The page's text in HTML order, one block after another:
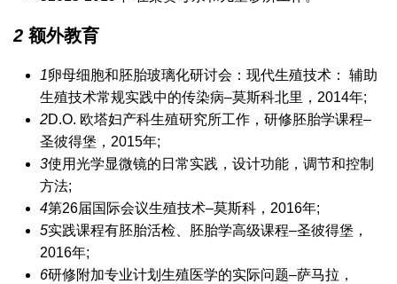
2 额外教育
1卵母细胞和胚胎玻璃化研讨会：现代生殖技术： 辅助
生殖技术常规实践中的传染病–莫斯科北里，2014年;
2D.O. 欧塔妇产科生殖研究所工作，研修胚胎学课程–
圣彼得堡，2015年;
3使用光学显微镜的日常实践，设计功能，调节和控制
方法;
4第26届国际会议生殖技术–莫斯科，2016年;
5实践课程有胚胎活检、胚胎学高级课程–圣彼得堡，
2016年;
6研修附加专业计划生殖医学的实际问题–萨马拉，